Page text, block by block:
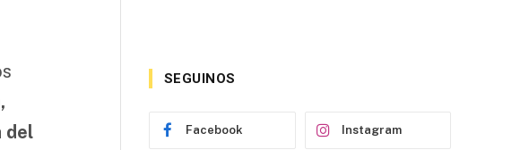
del
SEGUINOS
Facebook Instagram